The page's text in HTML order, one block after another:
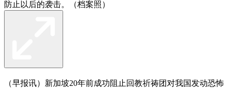
防止以后的袭击。（档案照）
（早报讯）新加坡20年前成功阻止回教祈祷团对我国发动恐怖